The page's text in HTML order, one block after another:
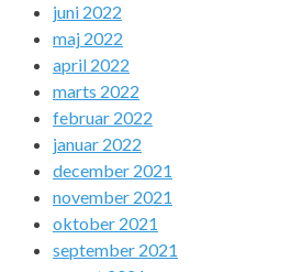
juni 2022
maj 2022
april 2022
marts 2022
februar 2022
januar 2022
december 2021
november 2021
oktober 2021
september 2021